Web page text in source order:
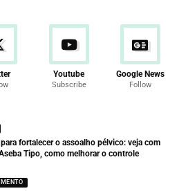
Youtube
Subscribe
Google News
Follow
fortalecer o assoalho pélvico: veja com
Tipo, como melhorar o controle